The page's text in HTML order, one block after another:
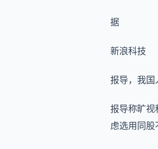
据
新浪科技
报导，我国
报导称旷视
虑选用同股